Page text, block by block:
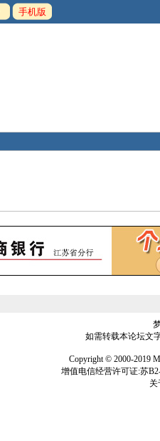
手机版
如需转载本论坛文
Copyright © 2000-2019
增值电信经营许可证:苏
关